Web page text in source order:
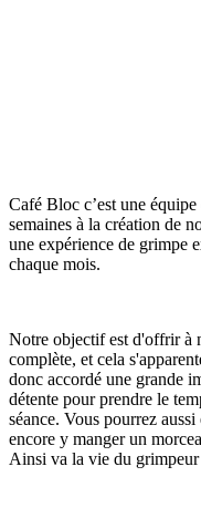
Café Bloc c’est une équipe
semaines à la création de
une expérience de grimpe
chaque mois.
Notre objectif est d'offrir à
complète, et cela
donc accordé une grande
détente pour prendre le
séance. Vous pourrez
encore y manger un
Ainsi va la vie du